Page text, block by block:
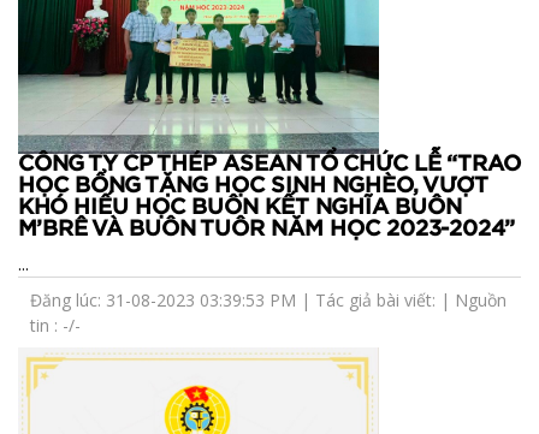
CÔNG TY CP THÉP ASEAN TỔ CHỨC LỄ “TRAO
HỌC BỔNG TẶNG HỌC SINH NGHÈO, VƯỢT
KHÓ HIẾU HỌC BUÔN KẾT NGHĨA BUÔN
M’BRÊ VÀ BUÔN TUÔR NĂM HỌC 2023-2024”
...
Đăng lúc: 31-08-2023 03:39:53 PM | Tác giả bài viết: | Nguồn
tin : -/-